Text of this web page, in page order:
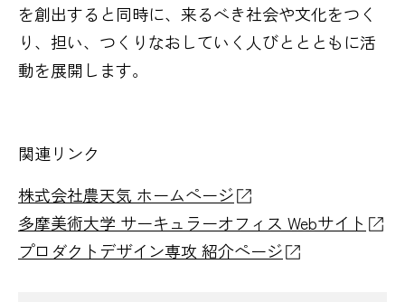
を創出すると同時に、来るべき社会や文化をつく
り、担い、つくりなおしていく人びととともに活
動を展開します。
関連リンク
株式会社農天気 ホームページ
多摩美術大学 サーキュラーオフィス Webサイト
プロダクトデザイン専攻 紹介ページ